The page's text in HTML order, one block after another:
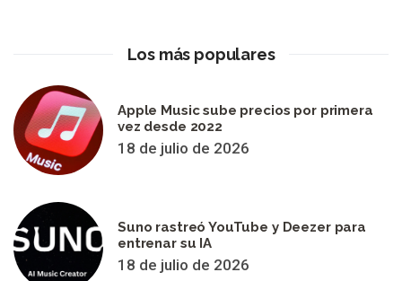
Los más populares
Apple Music sube precios por primera
vez desde 2022
18 de julio de 2026
Suno rastreó YouTube y Deezer para
entrenar su IA
18 de julio de 2026